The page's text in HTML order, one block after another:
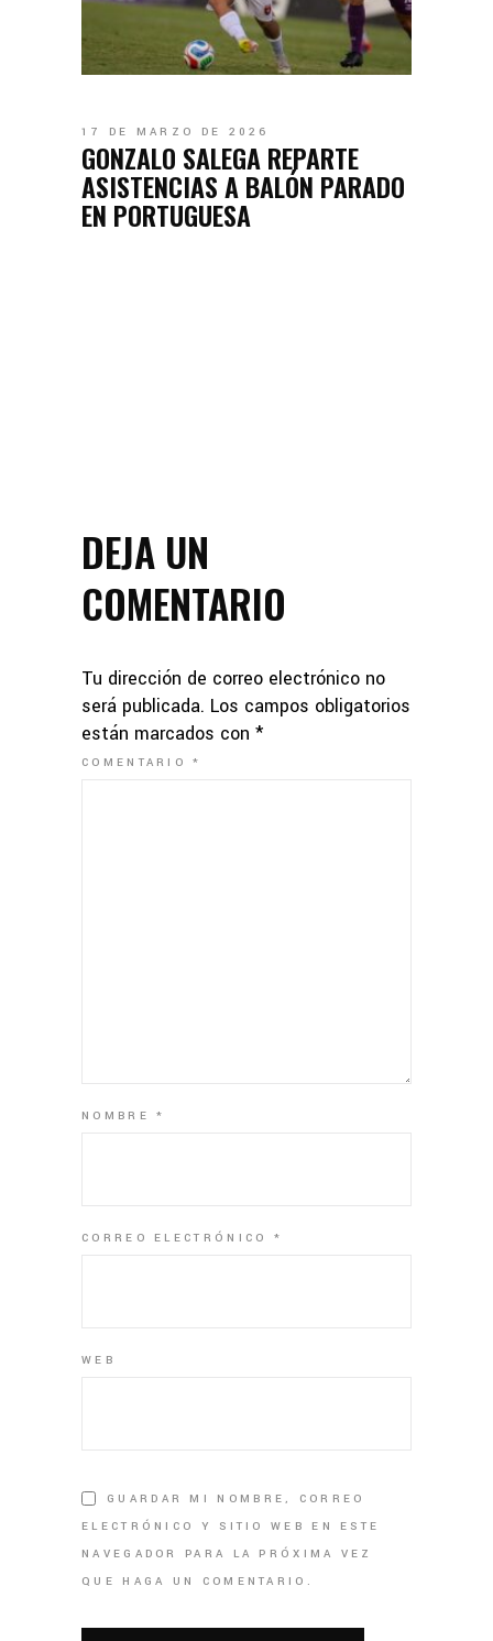
17 DE MARZO DE 2026
GONZALO SALEGA REPARTE
ASISTENCIAS A BALÓN PARADO
EN PORTUGUESA
DEJA UN
COMENTARIO
Tu dirección de correo electrónico no
será publicada. Los campos obligatorios
están marcados con *
COMENTARIO*
NOMBRE*
CORREO ELECTRÓNICO *
WEB
GUARDAR MI NOMBRE, CORREO
ELECTRÓNICO Y SITIO WEB EN ESTE
NAVEGADOR PARA LA PRÓXIMA VEZ
QUE HAGA UN COMENTARIO.